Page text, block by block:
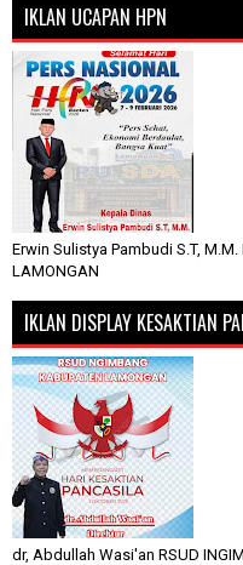
IKLAN UCAPAN HPN
Erwin Sulistya Pambudi S.T, M.M.
LAMONGAN
IKLAN DISPLAY KESAKTIAN
dr, Abdullah Wasi'an RSUD